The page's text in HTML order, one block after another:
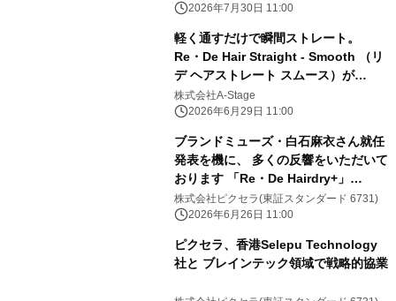
16タイプ分析（アニマル編）」が登
2026年7月30日 11:00
軽く通すだけで瞬間ストレート。
Re・De Hair Straight - Smooth （リ
デ ヘアストレート スムース）が
『LDK the Beauty』7月号に続き 8月
号でも部門最高評価を獲得
株式会社A-Stage
2026年6月29日 11:00
ブランドミューズ・白石麻衣さん就任
発表を機に、 多くの反響をいただいて
おります 「Re・De Hairdry+」
「Re・De Hair Straight」 一時的な品
薄状態に関するご報告とお詫び
株式会社ピクセラ(東証スタンダード 6731)
2026年6月26日 11:00
ピクセラ、香港Selepu Technology
社と ブレインテック領域で戦略的協業